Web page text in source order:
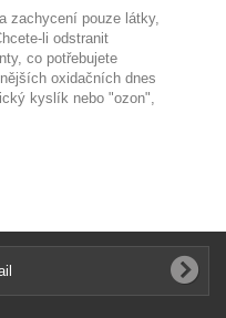
zachycení pouze látky,
li odstranit
co potřebujete
oxidačních dnes
kyslík nebo "ozon",